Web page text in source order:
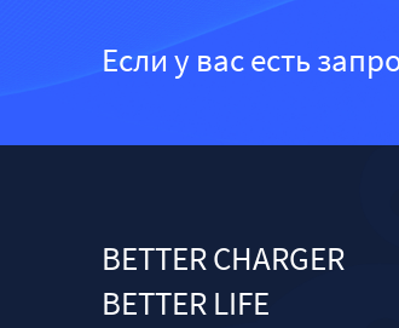
Если у вас есть
BETTER CHARGER
BETTER LIFE